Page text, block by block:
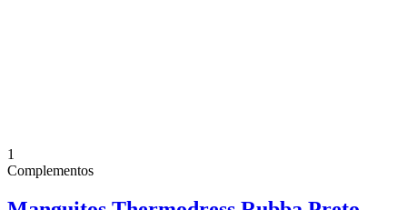
1
Complementos